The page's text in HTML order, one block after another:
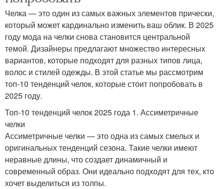
Челка — это один из самых важных элементов прически,
который может кардинально изменить ваш облик. В 2025
году мода на челки снова становится центральной
темой. Дизайнеры предлагают множество интересных
вариантов, которые подходят для разных типов лица,
волос и стилей одежды. В этой статье мы рассмотрим
топ-10 тенденций челок, которые стоит попробовать в
2025 году.
Топ-10 тенденций челок 2025 года 1. Ассиметричные
челки
Ассиметричные челки — это одна из самых смелых и
оригинальных тенденций сезона. Такие челки имеют
неравные длины, что создает динамичный и
современный образ. Они идеально подходят для тех, кто
хочет выделиться из толпы.